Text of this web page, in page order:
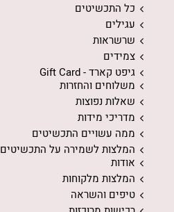
כל התכשיטים
עגילים
שרשראות
צמידים
גיפט קארד - Gift Card
משלוחים והחזרות
שאלות נפוצות
מדריכי מידות
ממה עשויים התכשיטים
המלצות לשמירה על התכשיטים
אודות
המלצות מלקוחות
טיפים והשראה